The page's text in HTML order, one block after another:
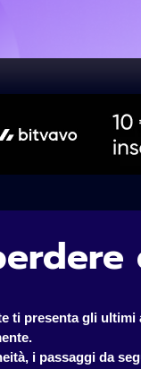
ti presenta gli